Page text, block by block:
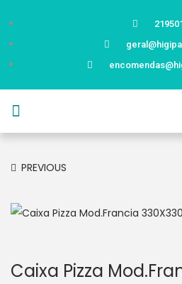
PREVIOUS
Caixa Pizza